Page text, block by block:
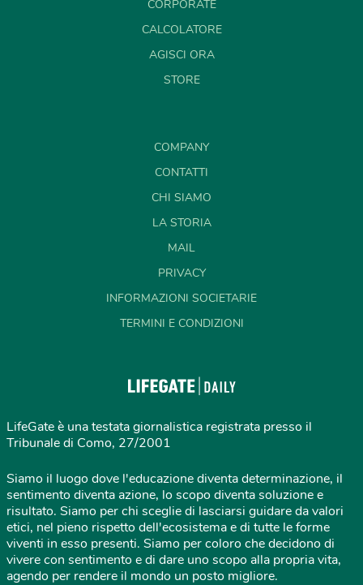
CORPORATE
CALCOLATORE
AGISCI ORA
STORE
COMPANY
CONTATTI
CHI SIAMO
LA STORIA
MAIL
PRIVACY
INFORMAZIONI SOCIETARIE
TERMINI E CONDIZIONI
LifeGate è una testata giornalistica registrata presso il
Tribunale di Como, 27/2001
Siamo il luogo dove l'educazione diventa determinazione, il
sentimento diventa azione, lo scopo diventa soluzione e
risultato. Siamo per chi sceglie di lasciarsi guidare da valori
etici, nel pieno rispetto dell'ecosistema e di tutte le forme
viventi in esso presenti. Siamo per coloro che decidono di
vivere con sentimento e di dare uno scopo alla propria vita,
agendo per rendere il mondo un posto migliore.